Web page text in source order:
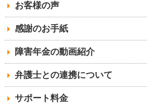
お客様の声
感謝のお手紙
障害年金の動画紹介
弁護士との連携について
サポート料金